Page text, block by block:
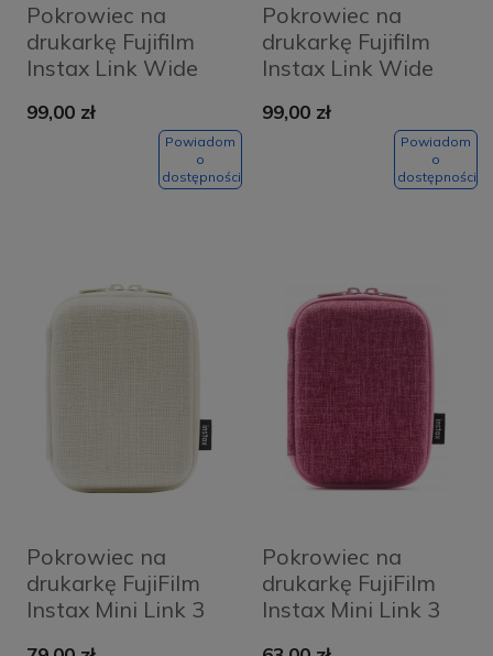
Pokrowiec na
drukarkę Fujifilm
Instax Link Wide
Clay White
99,00 zł
Powiadom
o
dostępności
Pokrowiec na
drukarkę Fujifilm
Instax Link Wide
Grey
99,00 zł
Powiadom
o
dostępności
Pokrowiec na
drukarkę FujiFilm
Instax Mini Link 3
Pokrowiec na
drukarkę FujiFilm
Instax Mini Link 3